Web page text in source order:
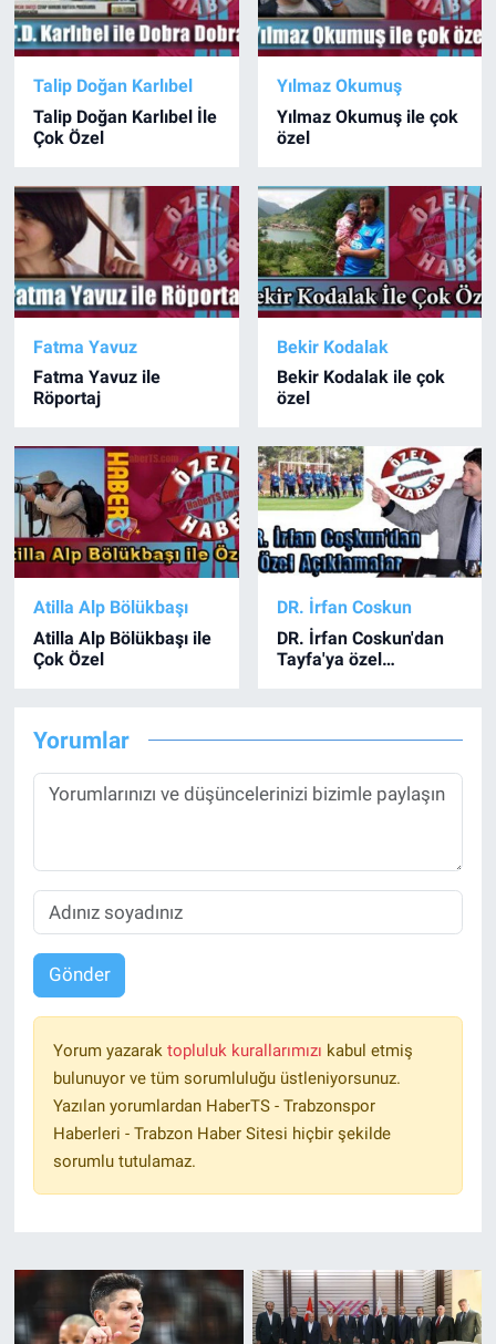
Talip Doğan Karlıbel
Talip Doğan Karlıbel İle
Çok Özel
Yılmaz Okumuş
Yılmaz Okumuş ile çok
özel
Fatma Yavuz
Fatma Yavuz ile
Röportaj
Bekir Kodalak
Bekir Kodalak ile çok
özel
Atilla Alp Bölükbaşı
Atilla Alp Bölükbaşı ile
Çok Özel
DR. İrfan Coskun
DR. İrfan Coskun'dan
Tayfa'ya özel
Yorumlar
Gönder
Yorum yazarak topluluk kurallarımızı kabul etmiş
bulunuyor ve tüm sorumluluğu üstleniyorsunuz.
Yazılan yorumlardan HaberTS - Trabzonspor
Haberleri - Trabzon Haber Sitesi hiçbir şekilde
sorumlu tutulamaz.